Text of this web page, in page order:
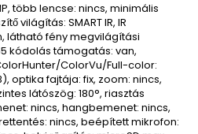
több lencse: nincs, minimális
világítás: SMART IR, IR
látható fény megvilágítási
kódolás támogatás: van,
ColorVu/Full-color:
optika fajtája: fix, zoom: nincs,
látószög: 180°, riasztás
nincs, hangbemenet: nincs,
nincs, beépített mikrofon: